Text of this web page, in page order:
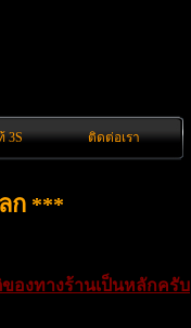
3S ติดต่อเรา
ก ***
องทางร้านเป็นหลักครับ